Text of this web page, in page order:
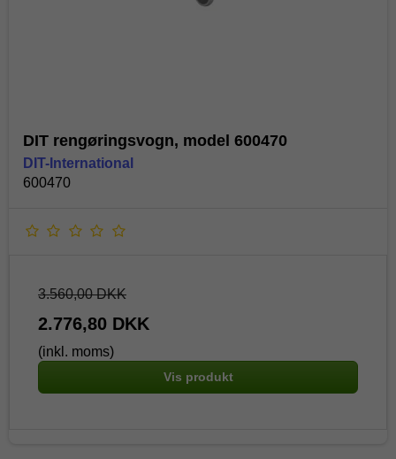
DIT rengøringsvogn, model 600470
DIT-International
600470
3.560,00 DKK
2.776,80 DKK
(inkl. moms)
Vis produkt